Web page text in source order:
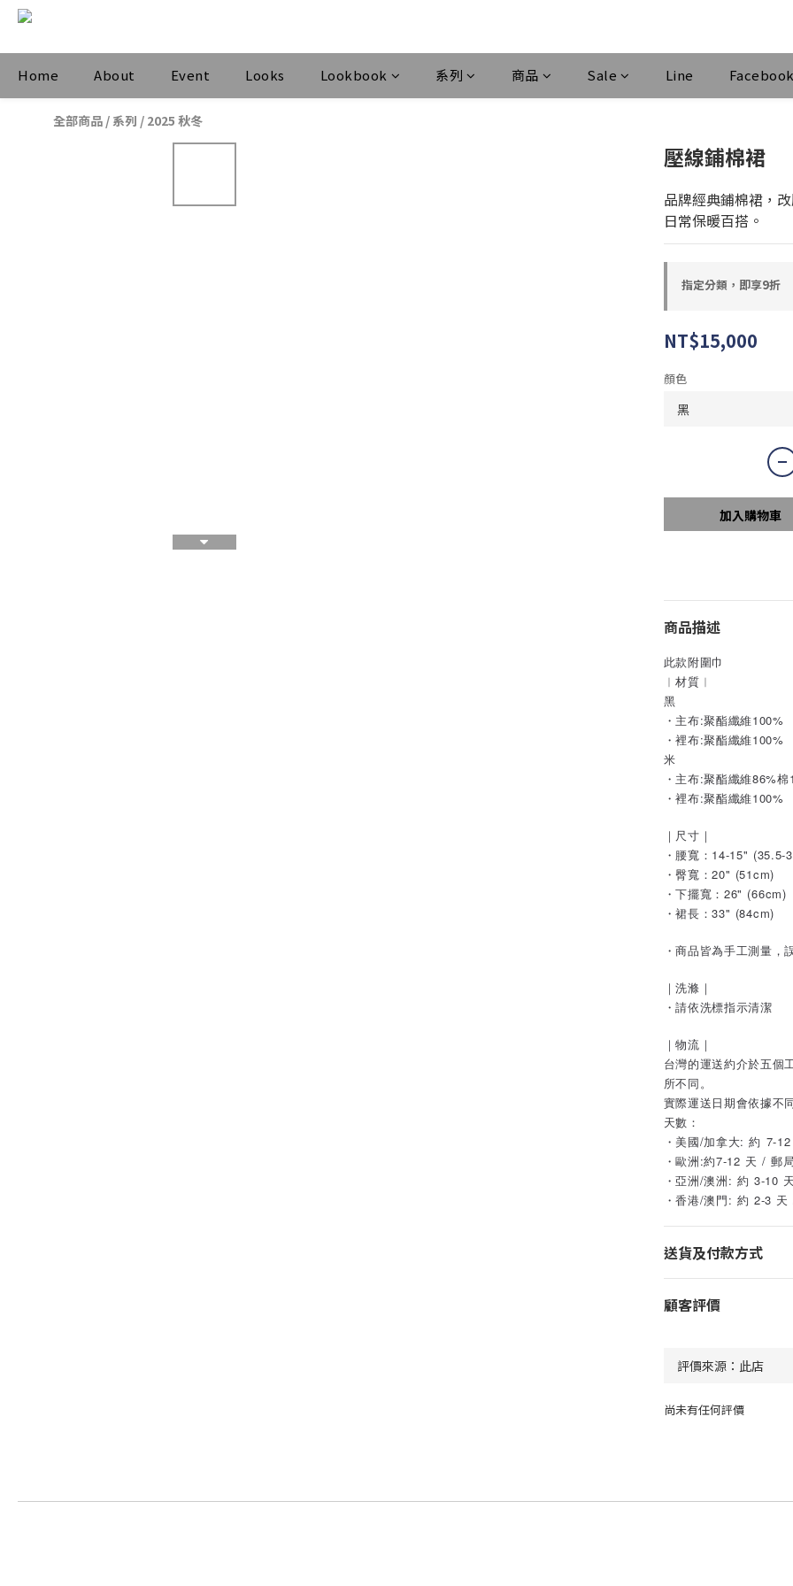
Home About Event Looks Lookbook 系列 商品 Sale Line Facebook
全部商品 / 系列 / 2025 秋冬
壓線鋪棉裙
品牌經典鋪棉裙，
日常保暖百搭。
指定分類，即享9折
NT$15,000
顏色
加入購物車
商品描述
此款附圍巾
︱材質︱
黑
・主布:聚酯纖維100%
・裡布:聚酯纖維100%
米
・主布:聚酯纖維86%棉
・裡布:聚酯纖維100%
｜尺寸｜
・腰寬：14-15" (35.5-
・臀寬：20" (51cm)
・下擺寬：26" (66cm)
・裙長：33" (84cm)
・商品皆為手工測量，
｜洗滌｜
・請依洗標指示清潔
｜物流｜
台灣的運送約介於五個
所不同。
實際運送日期會依據不
天數：
・美國/加拿大: 約 7-
・歐洲:約7-12 天 / 郵
・亞洲/澳洲: 約 3-10
・香港/澳門: 約 2-3
送貨及付款方式
顧客評價
尚未有任何評價